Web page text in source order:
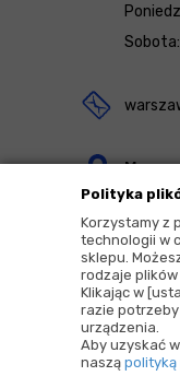
Polityka
Korzystamy z
technologii w
sklepu.
rodzaje plików
Klikając w
razie
urządzenia.
Aby uzyskać
naszą polityką
Nomos
ul.
83-010